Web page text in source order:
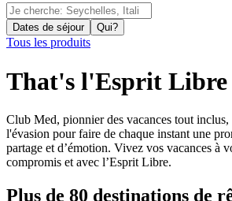
Dates de séjour Qui?
Tous les produits
That's l'Esprit Libre
Club Med, pionnier des vacances tout
l'évasion pour faire de chaque instant une
partage et d’émotion. Vivez vos vacances à
compromis et avec l’Esprit Libre.
Plus de 80 destinations de